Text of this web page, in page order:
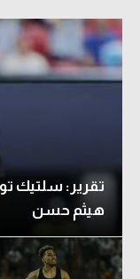
تقرير: سلتيك
هيثم حسن